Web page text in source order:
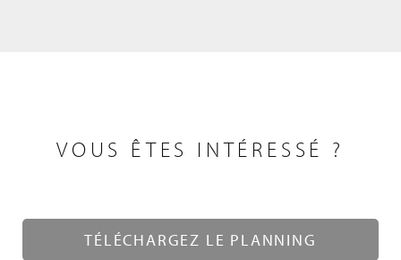
VOUS ÊTES INTÉRESSÉ ?
TÉLÉCHARGEZ LE PLANNING